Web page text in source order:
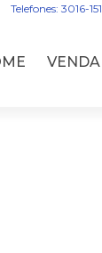
Telefones: 3016-
VENDA